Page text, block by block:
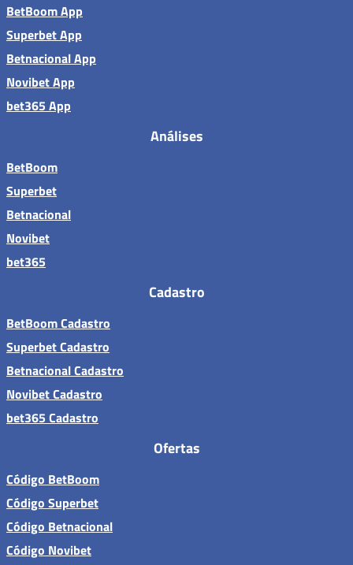
BetBoom App
Superbet App
Betnacional App
Novibet App
bet365 App
Análises
BetBoom
Superbet
Betnacional
Novibet
bet365
Cadastro
BetBoom Cadastro
Superbet Cadastro
Betnacional Cadastro
Novibet Cadastro
bet365 Cadastro
Ofertas
Código BetBoom
Código Superbet
Código Betnacional
Código Novibet